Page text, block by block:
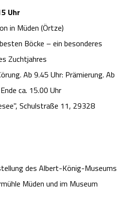
Uhr
in Müden (Örtze)
Böcke – ein besonderes
Zuchtjahres
Ab 9.45 Uhr: Prämierung. Ab
ca. 15.00 Uhr
Schulstraße 11, 29328
des Albert-König-Museums
Müden und im Museum